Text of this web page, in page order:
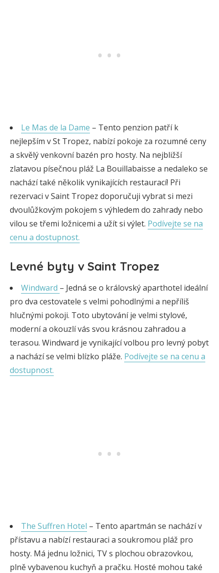
Le Mas de la Dame – Tento penzion patří k
nejlepším v St Tropez, nabízí pokoje za rozumné ceny
a skvělý venkovní bazén pro hosty. Na nejbližší
zlatavou písečnou pláž La Bouillabaisse a nedaleko se
nachází také několik vynikajících restaurací! Při
rezervaci v Saint Tropez doporučuji vybrat si mezi
dvoulůžkovým pokojem s výhledem do zahrady nebo
vilou se třemi ložnicemi a užít si výlet. Podívejte se na
cenu a dostupnost.
Levné byty v Saint Tropez
Windward – Jedná se o královský aparthotel ideální
pro dva cestovatele s velmi pohodlnými a nepříliš
hlučnými pokoji. Toto ubytování je velmi stylové,
moderní a okouzlí vás svou krásnou zahradou a
terasou. Windward je vynikající volbou pro levný pobyt
a nachází se velmi blízko pláže. Podívejte se na cenu a
dostupnost.
The Suffren Hotel – Tento apartmán se nachází v
přístavu a nabízí restauraci a soukromou pláž pro
hosty. Má jednu ložnici, TV s plochou obrazovkou,
plně vybavenou kuchyň a pračku. Hosté mohou také